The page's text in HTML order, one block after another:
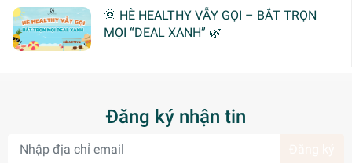
🌞 HÈ HEALTHY VẪY GỌI – BẮT TRỌN
MỌI “DEAL XANH” 🌿
Đăng ký nhận tin